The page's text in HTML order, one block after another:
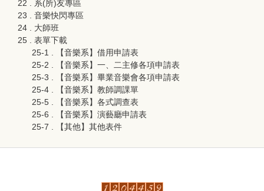
22 . 系(所)友專區
23 . 音樂快閃專區
24 . 大師班
25 . 表單下載
25-1 . 【音樂系】借用申請表
25-2 . 【音樂系】一、二主修各項申請表
25-3 . 【音樂系】畢業音樂會各項申請表
25-4 . 【音樂系】教師調課單
25-5 . 【音樂系】各式調查表
25-6 . 【音樂系】演藝廳申請表
25-7 . 【其他】其他表件